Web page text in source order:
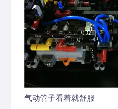
气动管子看着就舒服